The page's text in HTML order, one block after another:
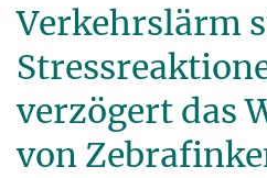
Verkehrslärm
verzögert das
von